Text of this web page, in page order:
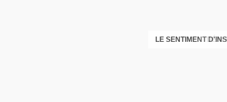
LE SENTIMENTDÉNI